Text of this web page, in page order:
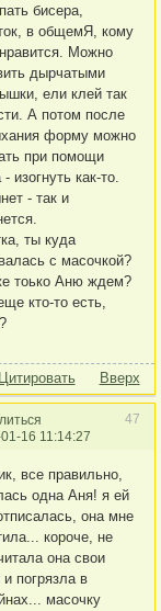
бисера,
в общемЯ, кому
Можно
дырчатыми
ели клей так
А потом после
форму можно
при помощи
изогнуть как-то.
- так и
ты куда
с масочкой?
тоько Аню ждем?
кто-то есть,
Цитировать Вверх
47
16 11:14:27
все правильно,
одна Аня! я ей
она мне
короче, не
она свои
погрязла в
масочку